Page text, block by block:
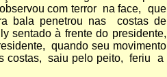
com terror na face, que
bala penetrou nas costas de
sentado à frente do presidente,
quando seu movimento
costas, saiu pelo peito, feriu a